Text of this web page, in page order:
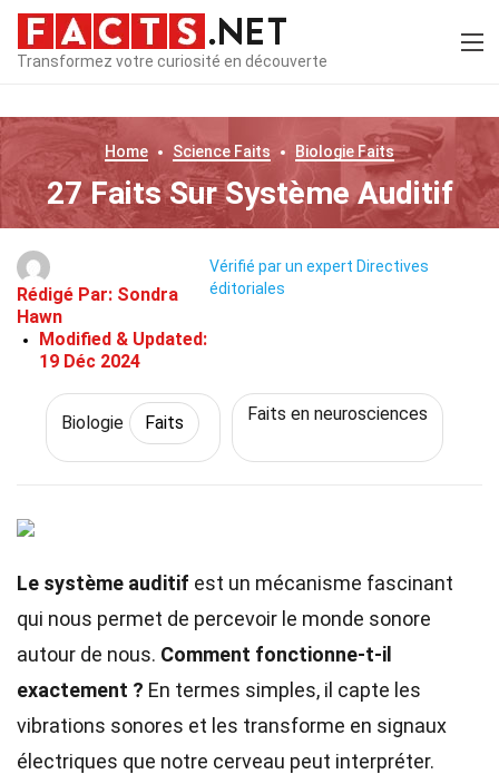
Transformez votre curiosité en découverte
Home Science Faits Biologie Faits
27 Faits Sur Système Auditif
Rédigé Par: Sondra
Hawn
Modified & Updated:
19 Déc 2024
Vérifié par un expert Directives
éditoriales
Biologie Faits Faits en neurosciences
Le système auditif est un mécanisme fascinant
qui nous permet de percevoir le monde sonore
autour de nous. Comment fonctionne-t-il
exactement ? En termes simples, il capte les
vibrations sonores et les transforme en signaux
électriques que notre cerveau peut interpréter.